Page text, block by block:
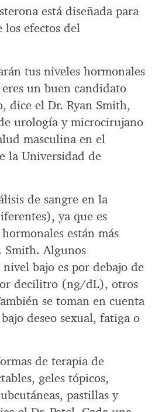
está diseñada para
efectos del
tus niveles hormonales
un buen candidato
dice el Dr. Ryan Smith,
urología y microcirujano
masculina en el
la Universidad de
de sangre en la
ya que es
están más
Smith. Algunos
bajo es por debajo de
decilitro (ng/dL), otros
se toman en cuenta
deseo sexual, fatiga o
de terapia de
geles tópicos,
pastillas y